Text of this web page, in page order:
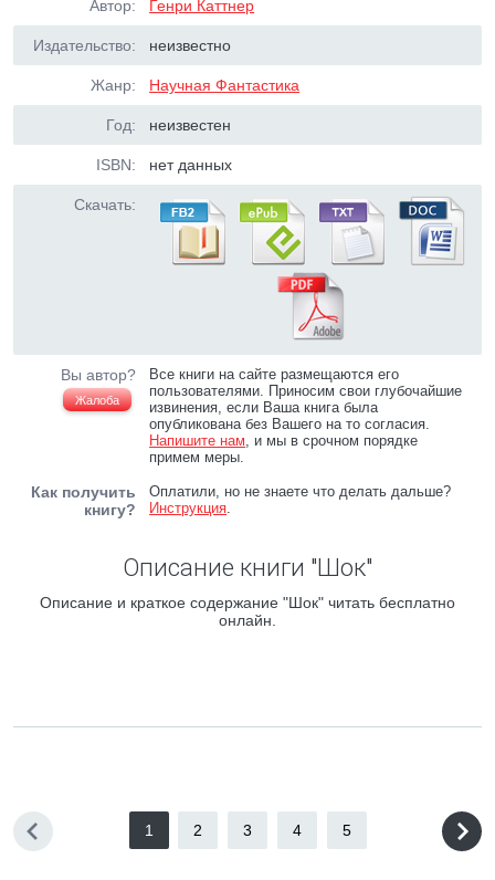
Автор: Генри Каттнер
Издательство: неизвестно
Жанр: Научная Фантастика
Год: неизвестен
ISBN: нет данных
Скачать:
Вы автор?
Жалоба
Все книги на сайте размещаются его
пользователями. Приносим свои глубочайшие
извинения, если Ваша книга была
опубликована без Вашего на то согласия.
Напишите нам, и мы в срочном порядке
примем меры.
Как получить
книгу?
Оплатили, но не знаете что делать дальше?
Инструкция.
Описание книги "Шок"
Описание и краткое содержание "Шок" читать бесплатно
онлайн.
1 2 3 4 5